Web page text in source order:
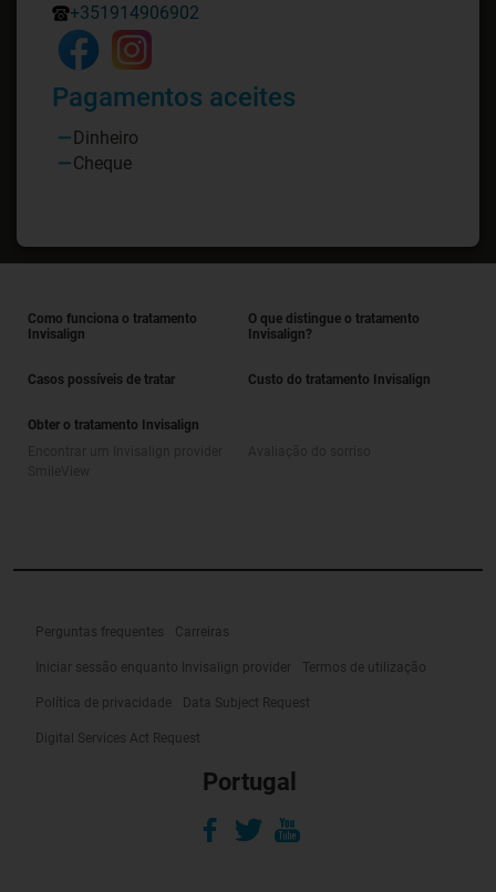
+351914906902
Pagamentos aceites
Dinheiro
Cheque
Como funciona o tratamento
Invisalign
O que distingue o tratamento
Invisalign?
Casos possíveis de tratar Custo do tratamento Invisalign
Obter o tratamento Invisalign
Perguntas frequentes Carreiras
Iniciar sessão enquanto Invisalign provider Termos de utilização
Política de privacidade Data Subject Request
Digital Services Act Request
Portugal